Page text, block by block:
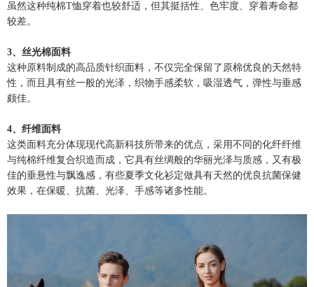
虽然这种纯棉T恤穿着也较舒适，但其挺括性、色牢度、穿着寿命都
较差。
3、丝光棉面料
这种原料制成的高品质针织面料，不仅完全保留了原棉优良的天然特
性，而且具有丝一般的光泽，织物手感柔软，吸湿透气，弹性与垂感
颇佳。
4、纤维面料
这类面料充分体现现代高新科技所带来的优点，采用不同的化纤纤维
与纯棉纤维复合织造而成，它具有丝绸般的华丽光泽与质感，又有极
佳的垂悬性与飘逸感，有些夏季文化衫定做具有天然的优良抗菌保健
效果，在保暖、抗菌、光泽、手感等诸多性能。